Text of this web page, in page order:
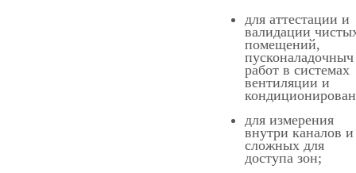
для аттестации и
валидации
помещений,
пусконаладочныч
работ в системах
вентиляции и
для измерения
внутри каналов и
сложных для
доступа зон;